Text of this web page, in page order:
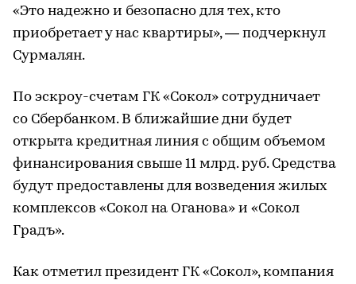
«Это надежно и безопасно для тех, кто
приобретает у нас квартиры», — подчеркнул
Сурмалян.
По эскроу-счетам ГК «Сокол» сотрудничает
со Сбербанком. В ближайшие дни будет
открыта кредитная линия с общим объемом
финансирования свыше 11 млрд. руб. Средства
будут предоставлены для возведения жилых
комплексов «Сокол на Оганова» и «Сокол
Градъ».
Как отметил президент ГК «Сокол», компания